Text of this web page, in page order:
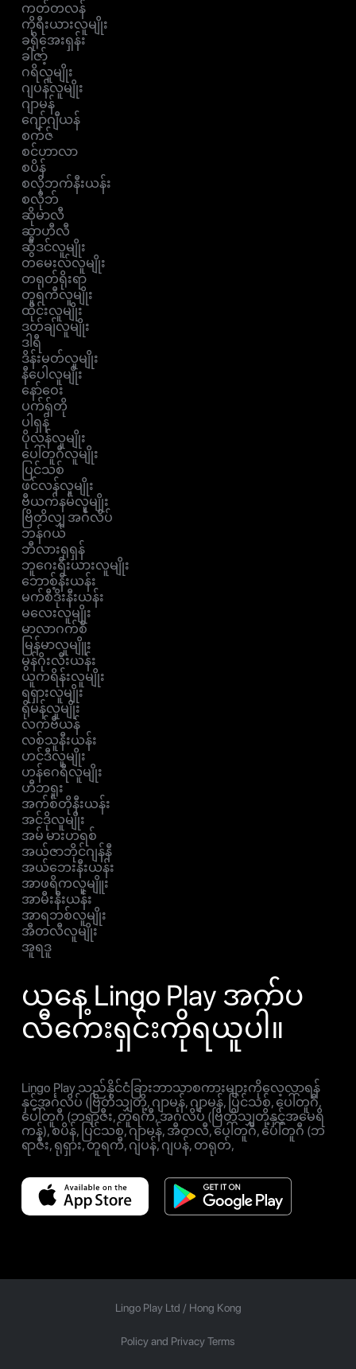
ကတ်တလန်
ကိုရီးယားလူမျိုး
ခရိုအေးရှန်း
ခါဇာ့်
ဂရိလူမျိုး
ဂျပန်လူမျိုး
ဂျာမန်
ဂျော်ဂျီယန်
စက်ဇ်
စင်ဟာလာ
စပိန်
စလိုဘက်နီးယန်း
စလိုဘ်
ဆိုမာလီ
ဆွာဟီလီ
ဆွီဒင်လူမျိုး
တမေးလ်လူမျိုး
တရုတ်ရိုးရာ
တူရကီလူမျိုး
ထိုင်းလူမျိုး
ဒတ်ချ်လူမျိုး
ဒါရီ
ဒိန်းမတ်လူမျိုး
နီပေါလူမျိုး
နော်ဝေး
ပက်ရှ်တို
ပါရှန်
ပိုလန်လူမျိုး
ပေါ်တူဂီလူမျိုး
ပြင်သစ်
ဖင်လန်လူမျိုး
ဗီယက်နမ်လူမျိုး
ဗြိတိလျှ အင်္ဂလိပ်
ဘန်ဂယ်
ဘီလားရုရှန်
ဘူဂေးရီးယားလူမျိုး
ဘောစ့်နီးယန်း
မက်စီဒိုးနီးယန်း
မလေးလူမျိုး
မာလာဂက်စီ
မြန်မာလူမျိူး
မွန်ဂိုးလီးယန်း
ယူကရိန်းလူမျိုး
ရရှားလူမျိုး
ရိုမန်လူမျိုး
လက်ဗီယန်
လစ်သူနီးယန်း
ဟင်ဒီလူမျိုး
ဟန်ဂေရီလူမျိုး
ဟီဘရူး
အက်စ်တိုနီးယန်း
အင်ဒိုလူမျိုး
အမ် မားဟရစ်
အယ်ဇာဘိုင်ဂျန်နီ
အယ်ဘေးနီးယန်း
အာဖရိကလူမျိူး
အာမီးနီးယန်း
အာရဘစ်လူမျိုး
အီတလီလူမျိုး
အူရဒူ
ယနေ့ Lingo Play အက်ပ
လီကေးရှင်းကိုရယူပါ။
Lingo Play သည်နိုင်ငံခြားဘာသာစကားများကိုလေ့လာရန်
နှင့်အင်္ဂလိပ် (ဗြိတိသျှတို့, ဂျာမန်, ဂျာမန်, ပြင်သစ်, ပေါ်တူဂီ,
ပေါ်တူဂီ (ဘရာဇီး, တူရကီ, အင်္ဂလိပ် (ဗြိတိသျှတို့နှင့်အမေရိ
ကန်), စပိန်, ပြင်သစ်, ဂျာမန်, အီတလီ, ပေါ်တူဂီ, ပေါ်တူဂီ (ဘ
ရာဇီး, ရုရှား, တူရကီ, ဂျပန်, ဂျပန်, တရုတ်,
Lingo Play Ltd / Hong Kong
Policy and Privacy Terms